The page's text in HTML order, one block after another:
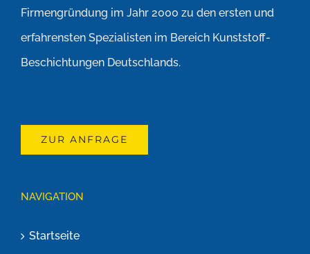
Firmengründung im Jahr 2000 zu den ersten und
erfahrensten Spezialisten im Bereich Kunststoff-
Beschichtungen Deutschlands.
ZUR ANFRAGE
NAVIGATION
Startseite